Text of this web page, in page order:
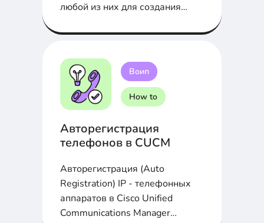
любой из них для создания
JavaScript.
Воип
How to
Авторегистрация
телефонов в CUCM
Авторегистрация (Auto
Registration) IP - телефонных
аппаратов в Cisco Unified
Communications Manager